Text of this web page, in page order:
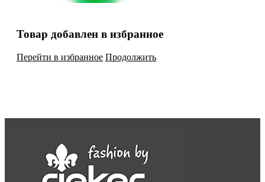
Товар добавлен в избранное
Перейти в избранное Продолжить